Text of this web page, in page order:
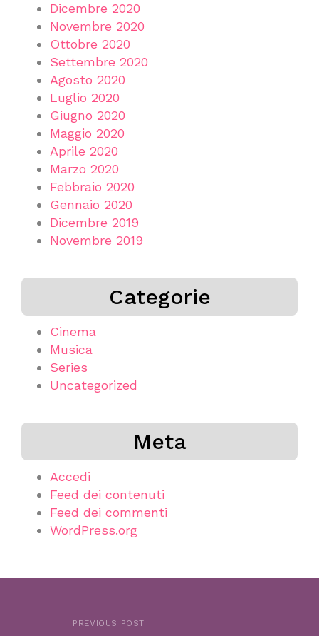
Dicembre 2020
Novembre 2020
Ottobre 2020
Settembre 2020
Agosto 2020
Luglio 2020
Giugno 2020
Maggio 2020
Aprile 2020
Marzo 2020
Febbraio 2020
Gennaio 2020
Dicembre 2019
Novembre 2019
Categorie
Cinema
Musica
Series
Uncategorized
Meta
Accedi
Feed dei contenuti
Feed dei commenti
WordPress.org
PREVIOUS POST